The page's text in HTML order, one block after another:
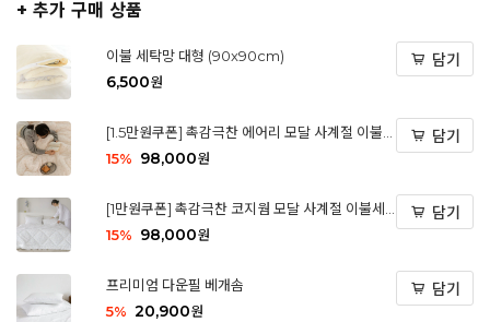
+ 추가 구매 상품
이불 세탁망 대형 (90x90cm)
6,500원
담기
[1.5만원쿠폰] 촉감극찬 에어리 모달 사계절 이불
세트
15% 98,000원
담기
[1만원쿠폰] 촉감극찬 코지웜 모달 사계절 이불세
트
15% 98,000원
담기
프리미엄 다운필 베개솜
5% 20,900원
담기